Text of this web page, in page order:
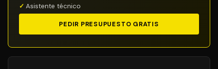
Asistente técnico
PEDIR PRESUPUESTO GRATIS